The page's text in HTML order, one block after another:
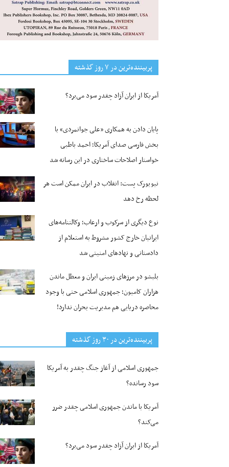
پربیننده‌ترین‌ در ۷ روز گذشته
آمریکا از ایران آزاد چقدر سود می‌برد؟
پایان دادن به همکاری «علی جوانمردی» با
بخش فارسی صدای آمریکا؛ احمد باطبی
خواستار اصلاحات ساختاری در این رسانه شد
نیویورک پست: انقلاب در ایران ممکن است هر
لحظه رخ دهد
نوع دیگری از سرکوب و ارعاب؛ وکالتنامه‌های
ایرانیان خارج کشور مشروط به استعلام از
دادستانی و نهادهای امنیتی شد
بلبشو در مرزهای زمینی ایران و معطل ماندن
هزاران کامیون؛ جمهوری اسلامی حتی با وجود
محاصره دریایی هم مدیریت بحران ندارد!
پربیننده‌ترین‌ در ۳۰ روز گذشته
جمهوری اسلامی از آغاز جنگ چقدر به آمریکا
سود رسانده؟
آمریکا با ماندن جمهوری اسلامی چقدر ضرر
می‌کند؟
آمریکا از ایران آزاد چقدر سود می‌برد؟